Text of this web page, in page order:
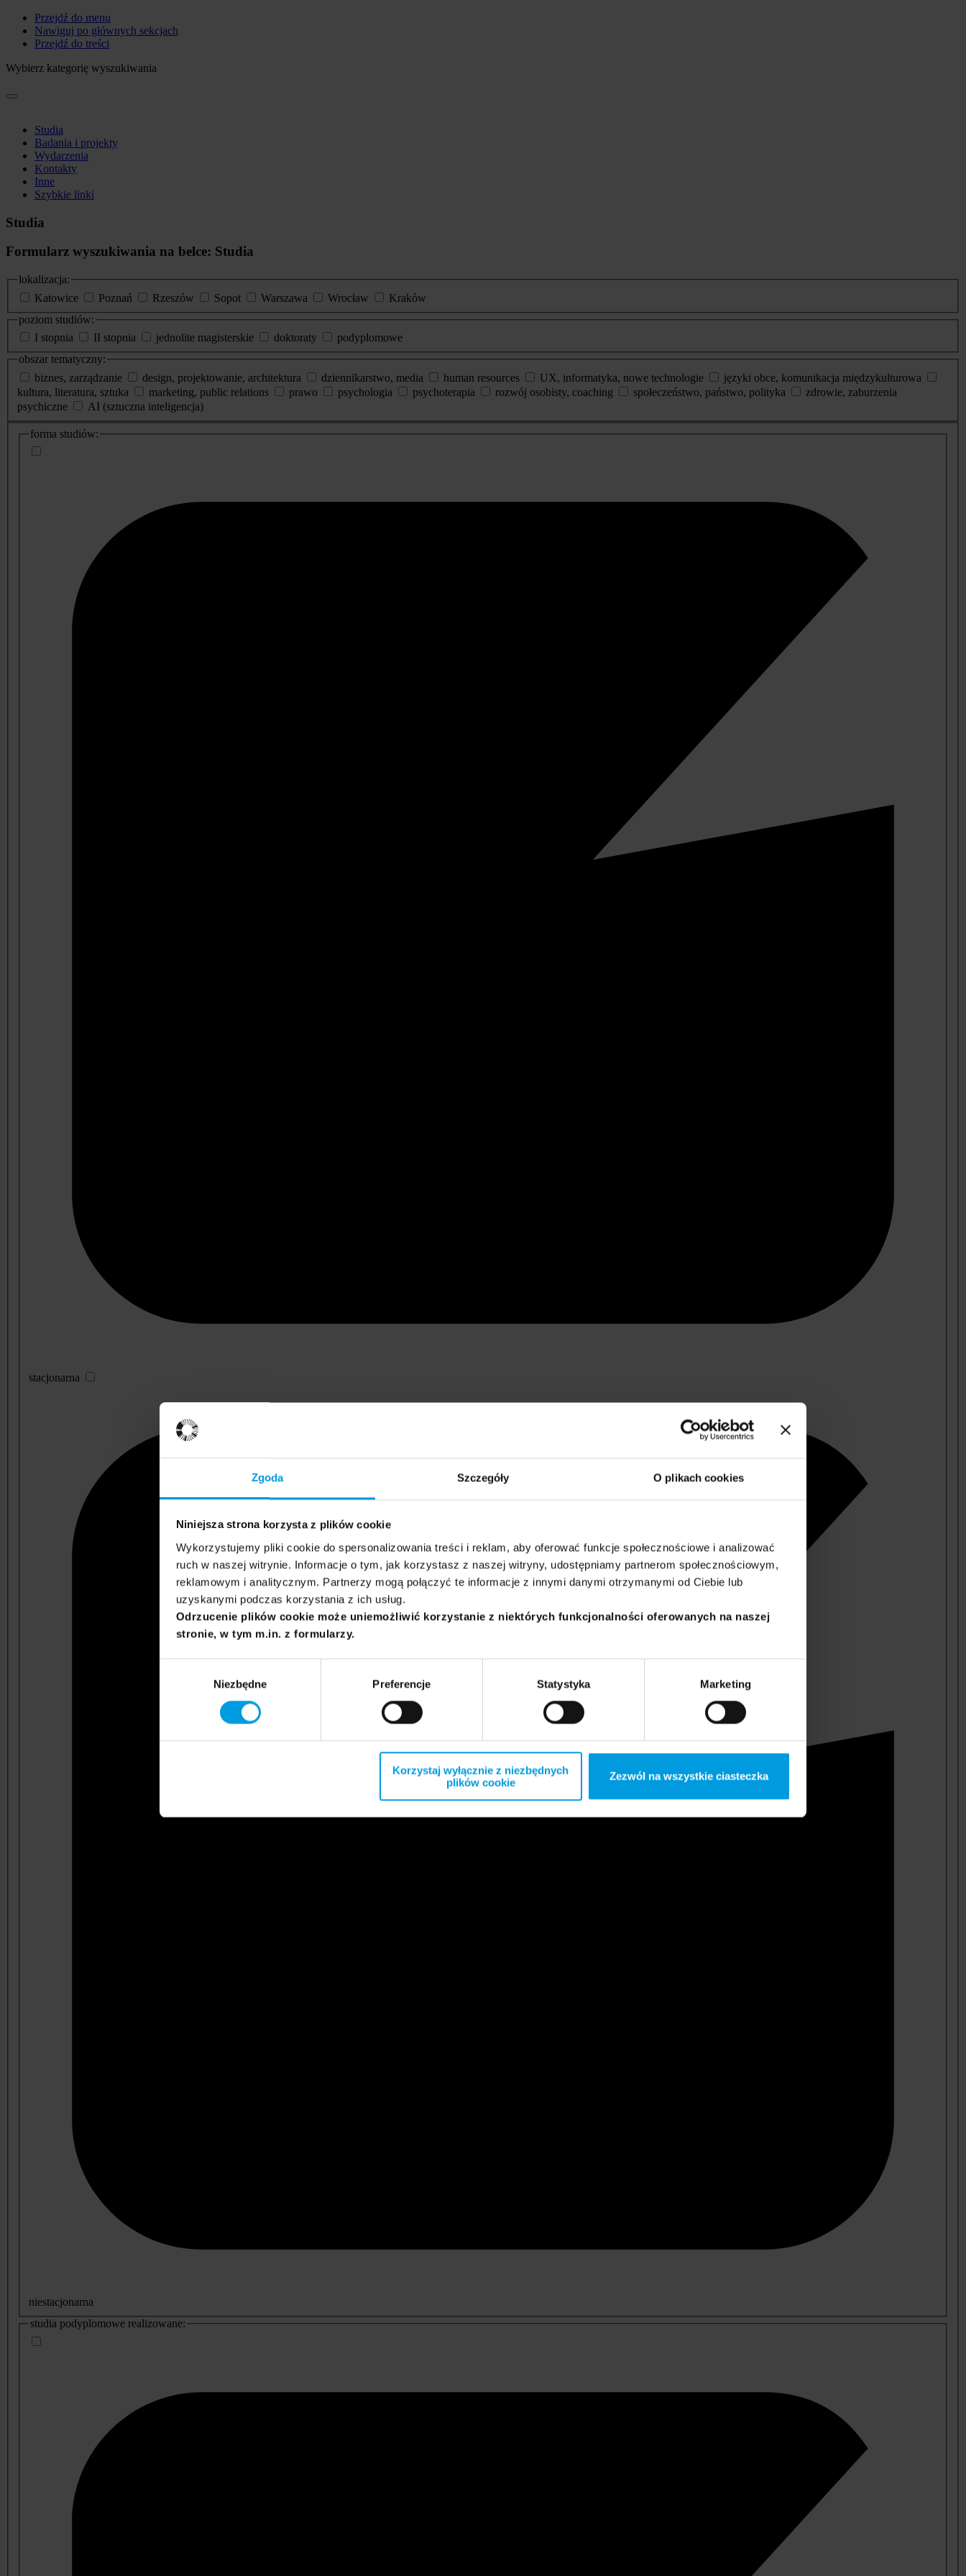
Zgoda Szczegóły O plikach cookies
Niniejsza strona korzysta z plików cookie
Wykorzystujemy pliki cookie do spersonalizowania treści i reklam, aby oferować funkcje społecznościowe i analizować
ruch w naszej witrynie. Informacje o tym, jak korzystasz z naszej witryny, udostępniamy partnerom społecznościowym,
reklamowym i analitycznym. Partnerzy mogą połączyć te informacje z innymi danymi otrzymanymi od Ciebie lub
uzyskanymi podczas korzystania z ich usług.
Odrzucenie plików cookie może uniemożliwić korzystanie z niektórych funkcjonalności oferowanych na naszej
stronie, w tym m.in. z formularzy.
Niezbędne Preferencje Statystyka Marketing
Korzystaj wyłącznie z niezbędnych
plików cookie
Zezwól na wszystkie ciasteczka
Przejdź do menu
Nawiguj po głównych sekcjach
Przejdź do treści
Wybierz kategorię wyszukiwania
Studia
Badania i projekty
Wydarzenia
Kontakty
Inne
Szybkie linki
Studia
Formularz wyszukiwania na belce: Studia
lokalizacja:
Katowice
Poznań Rzeszów Sopot Warszawa Wrocław
Kraków
poziom studiów:
I stopnia
II stopnia jednolite magisterskie doktoraty
podyplomowe
obszar tematyczny:
biznes, zarządzanie
design, projektowanie, architektura dziennikarstwo, media human resources UX, informatyka, nowe technologie
języki obce, komunikacja międzykulturowa
kultura, literatura, sztuka
marketing, public relations prawo psychologia psychoterapia rozwój osobisty, coaching społeczeństwo, państwo, polityka
zdrowie, zaburzenia
psychiczne
AI (sztuczna inteligencja)
dodatkowe
informacje
forma studiów:
stacjonarna
niestacjonarna
studia podyplomowe realizowane: